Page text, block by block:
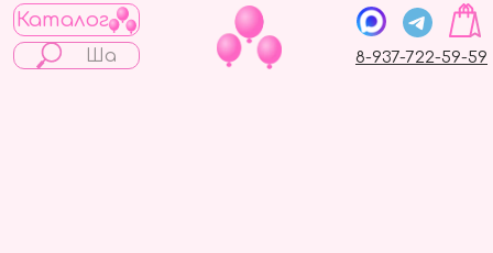
Каталог
8-937-722-59-59